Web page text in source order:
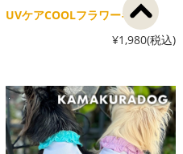
UVケアCOOLフラワーキャミ
¥1,980(税込)